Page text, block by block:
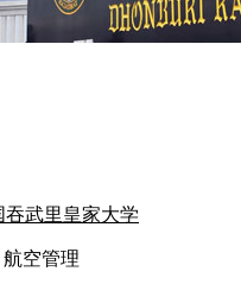
吞武里皇家大学
空管理